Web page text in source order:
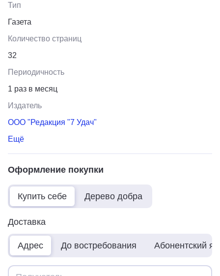
Тип
Газета
Количество страниц
32
Периодичность
1 раз в месяц
Издатель
ООО "Редакция "7 Удач"
Ещё
Оформление покупки
Купить себе Дерево добра
Доставка
Адрес До востребования Абонентский